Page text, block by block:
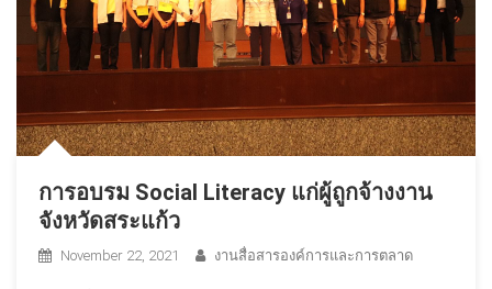
การอบรม Social Literacy แก่ผู้ถูกจ้างงาน
จังหวัดสระแก้ว
November 22, 2021 งานสื่อสารองค์การและการตลาด